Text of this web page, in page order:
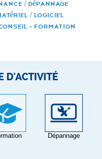
/ DéPANNAGE
/ LOGICIEL
- FORMATION
D'ACTIVITÉ
Dépannage